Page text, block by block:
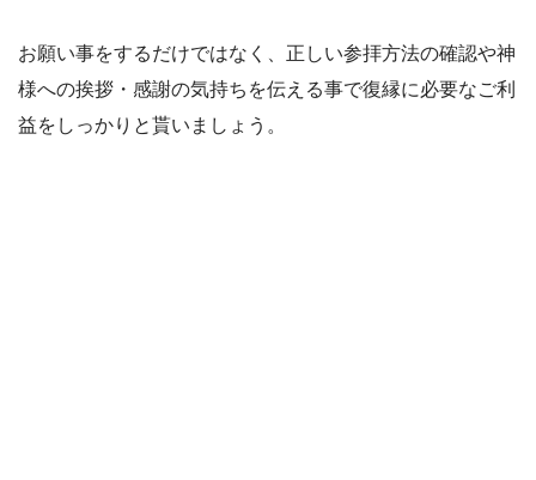
お願い事をするだけではなく、正しい参拝方法の確認や神
様への挨拶・感謝の気持ちを伝える事で復縁に必要なご利
益をしっかりと貰いましょう。